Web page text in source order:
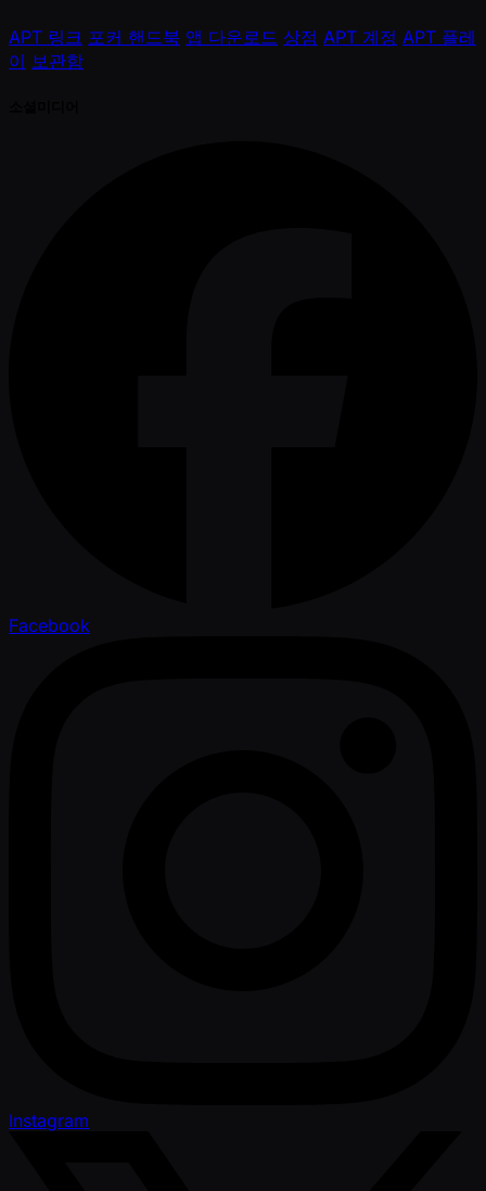
APT 링크 포커 핸드북 앱 다운로드 상점 APT 계정 APT 플레
이 보관함
Facebook
Instagram